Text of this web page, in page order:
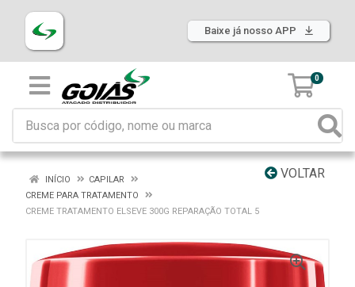
Baixe já nosso APP
0
VOLTAR
INÍCIO
CAPILAR
CREME PARA TRATAMENTO
CREME TRATAMENTO ELSEVE 300G REPARAÇÃO TOTAL 5